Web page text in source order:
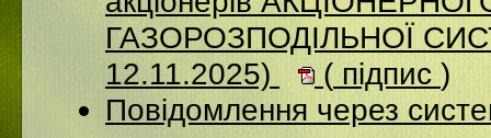
ГАЗОРОЗПОДІЛЬНОЇ
12.11.2025)
( підпис )
Повідомлення через